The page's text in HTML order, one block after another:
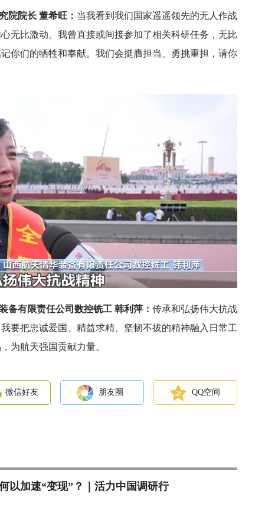
院院长 董希旺： 当我看到我们国家遥遥领先的无人作战
无比激动。我曾直接或间接参加了相关科研任务，无比
你们的牺牲和奉献。我们会挺膺担当、勇挑重担，请你
备有限责任公司数控铣工 韩利萍： 传承和弘扬伟大抗战
要把忠诚爱国、精益求精、坚韧不拔的精神融入日常工
为航天强国贡献力量。
微信好友 朋友圈 QQ空间
以加速“变现”？｜活力中国调研行